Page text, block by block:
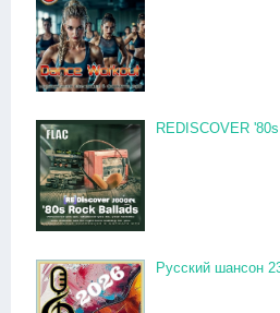
REDISCOVER
Русский шансон